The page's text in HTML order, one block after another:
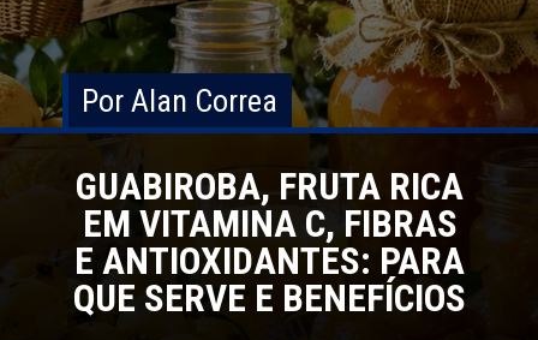
Por Alan Correa
Por Alan Correa
GUABIROBA, FRUTA RICA
EM VITAMINA C, FIBRAS
E ANTIOXIDANTES: PARA
QUE SERVE E BENEFÍCIOS